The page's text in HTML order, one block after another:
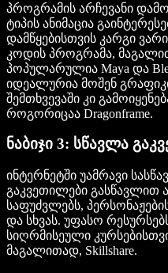
პროგრამის არჩევანი
ტიპის ანიმაცია
დამწყებისთვის კარგი
კოდის პროგრამა,
პოპულარულია Maya და
იდეალურია მოშენ
შემთხვევაში კი
როგორიცაა Dragonframe.
ნაბიჯი 3: სწავლა
ინტერნეტში უამრავი
გაკვეთილები გასწავლით
საფუძვლებს,
და სხვას. უფასო
სიღრმისეული
მაგალითად, Skillshare.